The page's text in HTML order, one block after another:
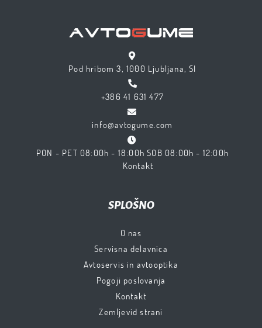
Pod hribom 3, 1000 Ljubljana, SI
+386 41 631 477
info@avtogume.com
PON - PET 08:00h - 18:00h SOB 08:00h - 12:00h
Kontakt
SPLOŠNO
O nas
Servisna delavnica
Avtoservis in avtooptika
Pogoji poslovanja
Kontakt
Zemljevid strani